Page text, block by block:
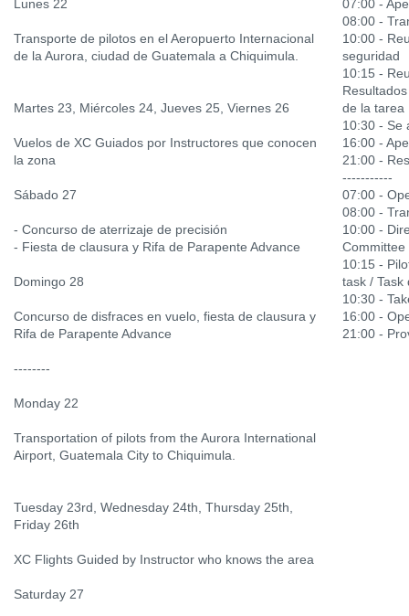
Lunes 22
Transporte de pilotos en el Aeropuerto Internacional
de la Aurora, ciudad de Guatemala a Chiquimula.
Martes 23, Miércoles 24, Jueves 25, Viernes 26
Vuelos de XC Guiados por Instructores que conocen
la zona
Sábado 27
- Concurso de aterrizaje de precisión
- Fiesta de clausura y Rifa de Parapente Advance
Domingo 28
Concurso de disfraces en vuelo, fiesta de clausura y
Rifa de Parapente Advance
--------
Monday 22
Transportation of pilots from the Aurora International
Airport, Guatemala City to Chiquimula.
Tuesday 23rd, Wednesday 24th, Thursday 25th,
Friday 26th
XC Flights Guided by Instructor who knows the area
Saturday 27
07:00 -
08:00 -
10:00 -
seguridad
10:15 -
de la tarea
10:30 - Se
16:00 -
21:00 -
-----------
07:00 -
08:00 -
10:00 -
Committee
10:15 -
task / Task
10:30 -
16:00 -
21:00 -